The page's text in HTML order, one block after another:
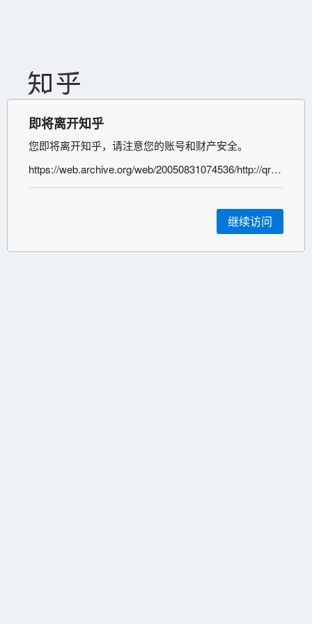
即将离开知乎
您即将离开知乎，请注意您的账号和财产安全。
https://web.archive.org/web/20050831074536/http://qray.xicp.net/
继续访问